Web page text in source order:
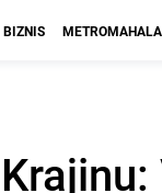
BIZNIS METROMAHALA